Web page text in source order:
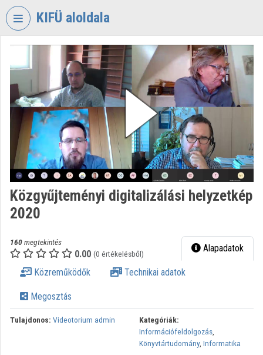
Fejléc kihagyása
KIFÜ aloldala
TORIUM
KORMÁNYZATI
INFORMATIKAI
FEJLESZTÉSI
ÜGYNÖKSÉG
Intézményi kezdőlap
Bejelentkezés
Intézményi felfedezés
Intézményi listák
Intézmények
Közreműködők
Közgyűjteményi digitalizálási helyzetkép
2020
160megtekintés
0.00 (0 értékelésből) Alapadatok
Közreműködők Technikai adatok
Megosztás
Tulajdonos: Videotorium admin
Kategóriák:
Információfeldolgozás,
Könyvtártudomány, Informatika